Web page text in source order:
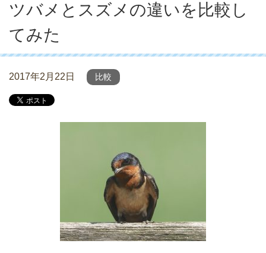
ツバメとスズメの違いを比較し
てみた
2017年2月22日 比較